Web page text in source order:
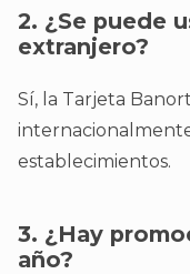
2. ¿Se puede
extranjero?
Sí, la Tarjeta
establecimientos.
3. ¿Hay
año?